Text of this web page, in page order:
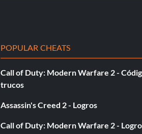
POPULAR CHEATS
Call of Duty: Modern Warfare 2 -
trucos
Assassin's Creed 2 - Logros
Call of Duty: Modern Warfare 2 -